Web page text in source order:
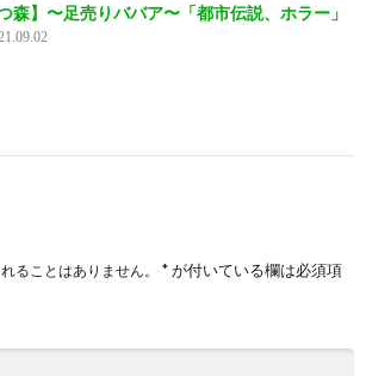
つ森】〜足売りババア〜「都市伝説、ホラー」
ることはありません。 *が付いている欄は必須項